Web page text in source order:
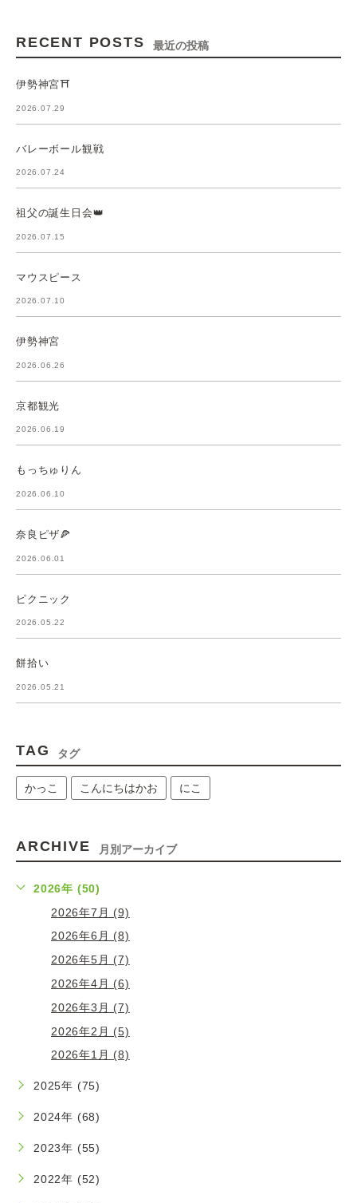
RECENT POSTS 最近の投稿
伊勢神宮⛩️
2026.07.29
バレーボール観戦
2026.07.24
祖父の誕生日会👑
2026.07.15
マウスピース
2026.07.10
伊勢神宮
2026.06.26
京都観光
2026.06.19
もっちゅりん
2026.06.10
奈良ピザ🍕
2026.06.01
ピクニック
2026.05.22
餅拾い
2026.05.21
TAG タグ
かっこ こんにちはかお にこ
ARCHIVE 月別アーカイブ
2026年 (50)
2026年7月 (9)
2026年6月 (8)
2026年5月 (7)
2026年4月 (6)
2026年3月 (7)
2026年2月 (5)
2026年1月 (8)
2025年 (75)
2024年 (68)
2023年 (55)
2022年 (52)